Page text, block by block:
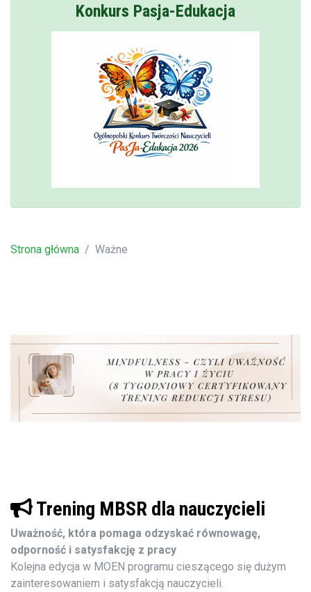
Konkurs Pasja-Edukacja
Strona główna Ważne
Trening MBSR dla nauczycieli
Uważność, która pomaga odzyskać równowagę,
odporność i satysfakcję z pracy
Kolejna edycja w MOEN programu cieszącego się dużym
zainteresowaniem i satysfakcją nauczycieli.